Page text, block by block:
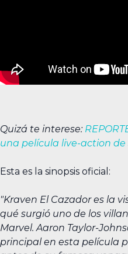
Quizá te interese:
una película live-action de
Esta es la sinopsis oficial:
"Kraven El Cazador es la
qué surgió uno de los
Marvel. Aaron Taylor-
principal en esta película